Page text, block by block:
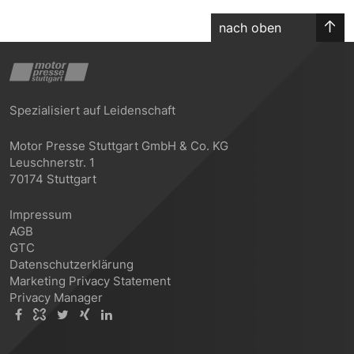
nach oben
Spezialisiert auf Leidenschaft
Motor Presse Stuttgart GmbH & Co. KG
Leuschnerstr. 1
70174 Stuttgart
Impressum
AGB
GTC
Datenschutzerklärung
Marketing Privacy Statement
Privacy Manager